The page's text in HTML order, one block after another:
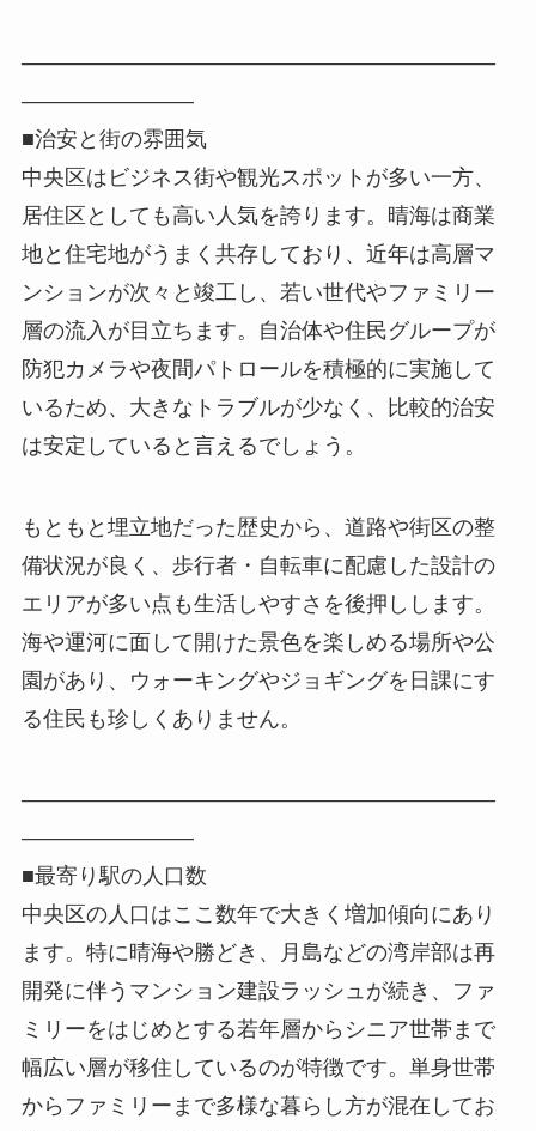
――――――――――――――――――――――
――――――――
■治安と街の雰囲気
中央区はビジネス街や観光スポットが多い一方、
居住区としても高い人気を誇ります。晴海は商業
地と住宅地がうまく共存しており、近年は高層マ
ンションが次々と竣工し、若い世代やファミリー
層の流入が目立ちます。自治体や住民グループが
防犯カメラや夜間パトロールを積極的に実施して
いるため、大きなトラブルが少なく、比較的治安
は安定していると言えるでしょう。
もともと埋立地だった歴史から、道路や街区の整
備状況が良く、歩行者・自転車に配慮した設計の
エリアが多い点も生活しやすさを後押しします。
海や運河に面して開けた景色を楽しめる場所や公
園があり、ウォーキングやジョギングを日課にす
る住民も珍しくありません。
――――――――――――――――――――――
――――――――
■最寄り駅の人口数
中央区の人口はここ数年で大きく増加傾向にあり
ます。特に晴海や勝どき、月島などの湾岸部は再
開発に伴うマンション建設ラッシュが続き、ファ
ミリーをはじめとする若年層からシニア世帯まで
幅広い層が移住しているのが特徴です。単身世帯
からファミリーまで多様な暮らし方が混在してお